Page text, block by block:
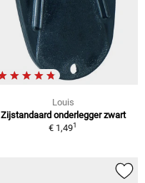
Louis
Zijstandaard onderlegger zwart
€ 1,491